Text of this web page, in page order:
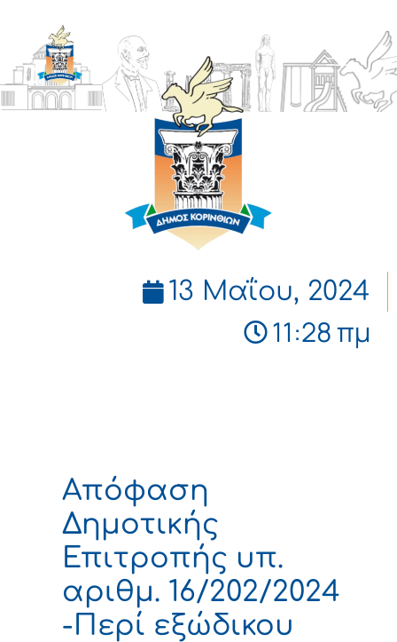
ΔΗΜΟΣ
ΚΟΡΙΝΘΙΩΝ
13 Μαΐου, 2024
11:28 πμ
Απόφαση
Δημοτικής
Επιτροπής υπ.
αριθμ. 16/202/2024
-Περί εξώδικου